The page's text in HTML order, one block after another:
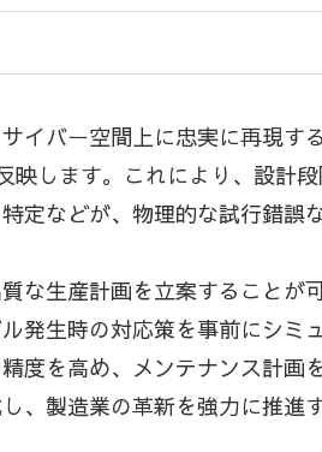
イバー空間上に忠実に再現す
します。これにより、設計
などが、物理的な試行錯誤
な生産計画を立案することが
発生時の対応策を事前にシミ
を高め、メンテナンス計画
製造業の革新を強力に推進